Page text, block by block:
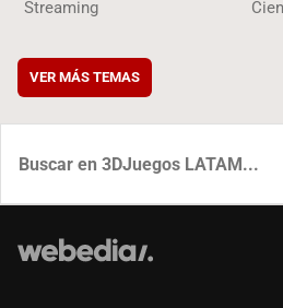
Streaming
VER MÁS TEMAS